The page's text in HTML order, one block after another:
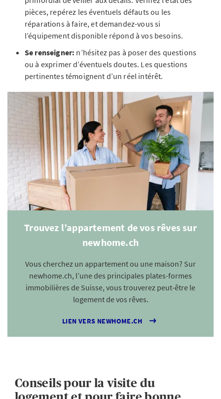
pièces, repérez les éventuels défauts ou les
réparations à faire, et demandez-vous si
l’équipement disponible répond à vos besoins.
Se renseigner: n’hésitez pas à poser des questions
ou à exprimer d’éventuels doutes. Les questions
pertinentes témoignent d’un réel intérêt.
Trouvez l’appartement de vos rêves sur
newhome.ch
Vous cherchez un appartement ou une maison? Sur
newhome.ch, l’une des principales plates-formes
immobilières de Suisse, vous trouverez peut-être le
logement de vos rêves.
LIEN VERS NEWHOME.CH
Conseils pour la visite du